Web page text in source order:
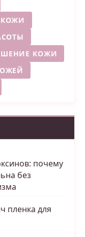
КОЖИ
почему
без
пленка для